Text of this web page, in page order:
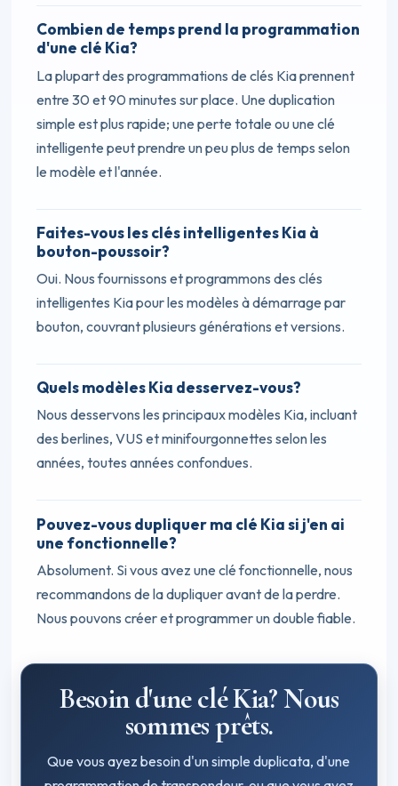
Combien de temps prend la programmation
d'une clé Kia?
La plupart des programmations de clés Kia prennent
entre 30 et 90 minutes sur place. Une duplication
simple est plus rapide; une perte totale ou une clé
intelligente peut prendre un peu plus de temps selon
le modèle et l'année.
Faites-vous les clés intelligentes Kia à
bouton-poussoir?
Oui. Nous fournissons et programmons des clés
intelligentes Kia pour les modèles à démarrage par
bouton, couvrant plusieurs générations et versions.
Quels modèles Kia desservez-vous?
Nous desservons les principaux modèles Kia, incluant
des berlines, VUS et minifourgonnettes selon les
années, toutes années confondues.
Pouvez-vous dupliquer ma clé Kia si j'en ai
une fonctionnelle?
Absolument. Si vous avez une clé fonctionnelle, nous
recommandons de la dupliquer avant de la perdre.
Nous pouvons créer et programmer un double fiable.
Besoin d'une clé Kia? Nous
sommes prêts.
Que vous ayez besoin d'un simple duplicata, d'une